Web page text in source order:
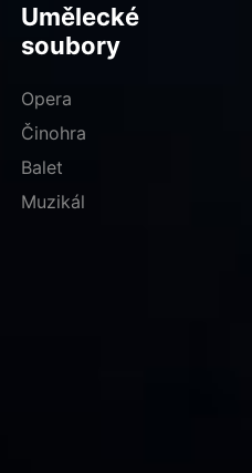
Umělecké
soubory
Opera
Činohra
Balet
Muzikál